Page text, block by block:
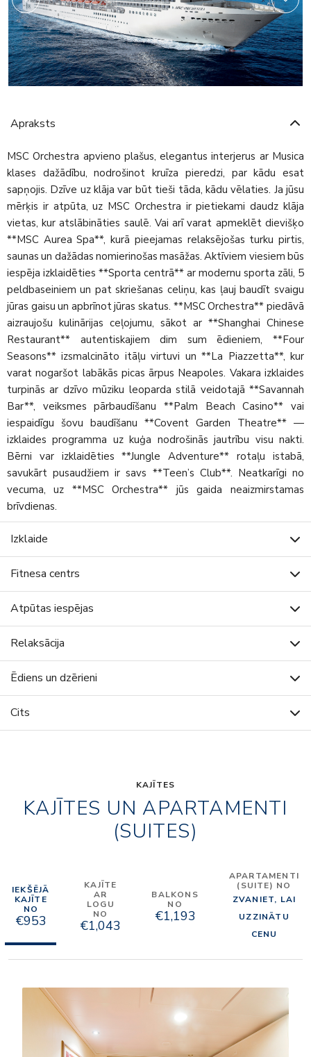
Apraksts
MSC Orchestra apvieno plašus, elegantus interjerus ar Musica
klases dažādību, nodrošinot kruīza pieredzi, par kādu esat
sapņojis. Dzīve uz klāja var būt tieši tāda, kādu vēlaties. Ja jūsu
mērķis ir atpūta, uz MSC Orchestra ir pietiekami daudz klāja
vietas, kur atslābināties saulē. Vai arī varat apmeklēt dievišķo
**MSC Aurea Spa**, kurā pieejamas relaksējošas turku pirtis,
saunas un dažādas nomierinošas masāžas. Aktīviem viesiem būs
iespēja izklaidēties **Sporta centrā** ar modernu sporta zāli, 5
peldbaseiniem un pat skriešanas celiņu, kas ļauj baudīt svaigu
jūras gaisu un apbrīnot jūras skatus. **MSC Orchestra** piedāvā
aizraujošu kulinārijas ceļojumu, sākot ar **Shanghai Chinese
Restaurant** autentiskajiem dim sum ēdieniem, **Four
Seasons** izsmalcināto itāļu virtuvi un **La Piazzetta**, kur
varat nogaršot labākās picas ārpus Neapoles. Vakara izklaides
turpinās ar dzīvo mūziku leoparda stilā veidotajā **Savannah
Bar**, veiksmes pārbaudīšanu **Palm Beach Casino** vai
iespaidīgu šovu baudīšanu **Covent Garden Theatre** —
izklaides programma uz kuģa nodrošinās jautrību visu nakti.
Bērni var izklaidēties **Jungle Adventure** rotaļu istabā,
savukārt pusaudžiem ir savs **Teen’s Club**. Neatkarīgi no
vecuma, uz **MSC Orchestra** jūs gaida neaizmirstamas
brīvdienas.
Izklaide
Fitnesa centrs
Atpūtas iespējas
Relaksācija
Ēdiens un dzērieni
Cits
KAJĪTES
KAJĪTES UN APARTAMENTI
(SUITES)
IEKŠĒJĀ
KAJĪTE
NO
€953
KAJĪTE
AR
LOGU
NO
€1,043
BALKONS
NO
€1,193
APARTAMENTI
(SUITE) NO
ZVANIET, LAI
UZZINĀTU
CENU